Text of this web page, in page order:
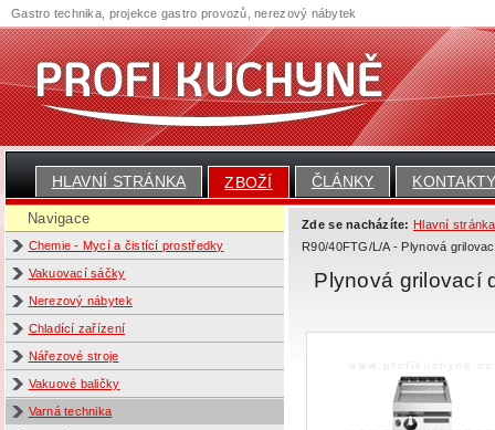
HLAVNÍ STRÁNKA ZBOŽÍ ČLÁNKY
Navigace
Chemie - Mycí a čistící prostředky
Vakuovací sáčky
Nerezový nábytek
Chladící zařízení
Nářezové stroje
Vakuové baličky
Varná technika
Zde se nacházíte: Hlavní stránka
R90/40FTG/L/A - Plynová
Plynová grilovací
Gastro technika, projekce gastro provozů, nerezový nábytek